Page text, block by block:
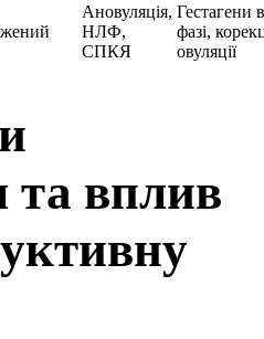
Ановуляція,
НЛФ,
СПКЯ
Гестагени
фазі,
овуляції
та вплив